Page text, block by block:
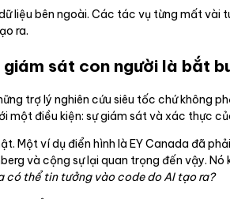
liệu bên ngoài. Các tác vụ từng mất
ra.
sát con người là bắt
trợ lý nghiên cứu siêu tốc chứ không
một điều kiện: sự giám sát và xác thực
Một ví dụ điển hình là EY Canada đã
và cộng sự lại quan trọng đến vậy.
có thể tin tưởng vào code do AI tạo ra?